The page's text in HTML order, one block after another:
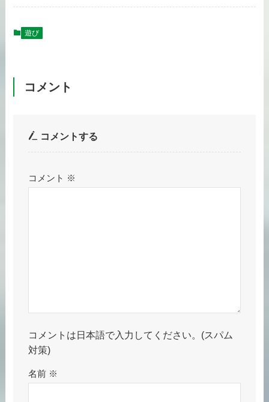
遊び
コメント
コメントする
コメント ※
コメントは日本語で入力してください。(スパム
対策)
名前 ※